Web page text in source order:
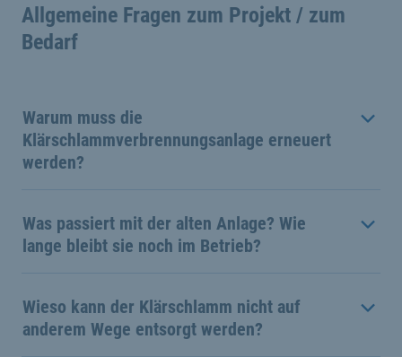
Allgemeine Fragen zum Projekt / zum
Bedarf
Warum muss die
Klärschlammverbrennungsanlage erneuert
werden?
Was passiert mit der alten Anlage? Wie
lange bleibt sie noch im Betrieb?
Wieso kann der Klärschlamm nicht auf
anderem Wege entsorgt werden?